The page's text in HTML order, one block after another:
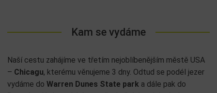
Kam se vydáme
Naší cestu zahájíme ve třetím nejoblíbenějším městě USA
– Chicagu, kterému věnujeme 3 dny. Odtud se podél jezer
vydáme do Warren Dunes State park a dále pak do